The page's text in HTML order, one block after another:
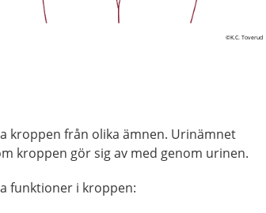
kroppen från olika ämnen. Urinämnet
kroppen gör sig av med genom urinen.
funktioner i kroppen: